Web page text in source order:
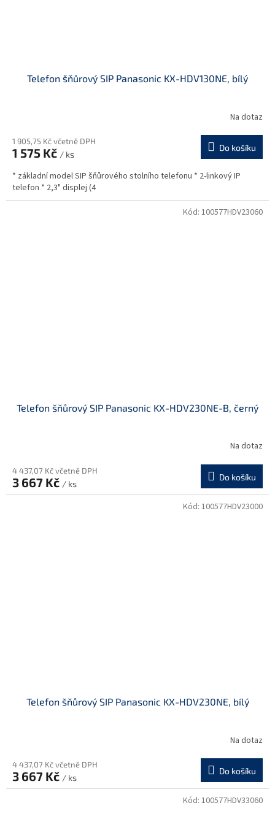
Telefon šňůrový SIP Panasonic KX-HDV130NE, bílý
Na dotaz
1 905,75 Kč včetně DPH
1 575 Kč / ks
Do košíku
* základní model SIP šňůrového stolního telefonu * 2-linkový IP
telefon * 2,3" displej (4
Telefon šňůrový SIP Panasonic KX-HDV230NE-B, černý
Na dotaz
4 437,07 Kč včetně DPH
3 667 Kč / ks
Do košíku
Kód: 100577HDV23060
Telefon šňůrový SIP Panasonic KX-HDV230NE, bílý
Na dotaz
4 437,07 Kč včetně DPH
3 667 Kč / ks
Do košíku
Kód: 100577HDV23000
Kód: 100577HDV33060